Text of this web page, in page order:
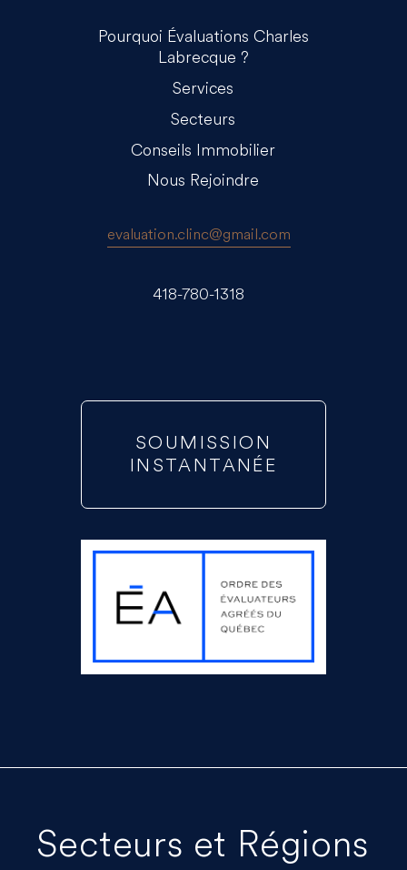
Pourquoi Évaluations Charles
Labrecque ?
Services
Secteurs
Conseils Immobilier
Nous Rejoindre
evaluation.clinc@gmail.com
418-780-1318
SOUMISSION
INSTANTANÉE
Secteurs et Régions